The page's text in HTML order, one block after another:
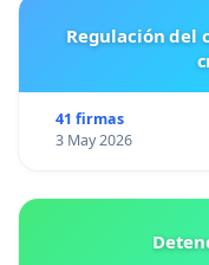
Regulación del
41 firmas
3 May 2026